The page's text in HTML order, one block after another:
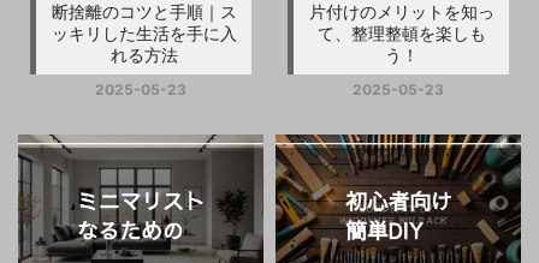
断捨離のコツと手順｜ス
ッキリした生活を手に入
れる方法
2025-05-23
片付けのメリットを知っ
て、整理整頓を楽しも
う！
2025-05-23